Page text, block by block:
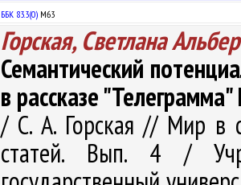
ББК 83.3(0) М63
Горская, Светлана
Семантический
в рассказе "Телеграмма"
/ С. А. Горская // Мир в
статей. Вып. 4 /